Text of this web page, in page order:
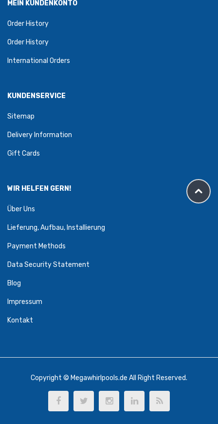
MEIN KUNDENKONTO
Order History
Order History
International Orders
KUNDENSERVICE
Sitemap
Delivery Information
Gift Cards
WIR HELFEN GERN!
Über Uns
Lieferung, Aufbau, Installierung
Payment Methods
Data Security Statement
Blog
Impressum
Kontakt
Copyright © Megawhirlpools.de All Right Reserved.